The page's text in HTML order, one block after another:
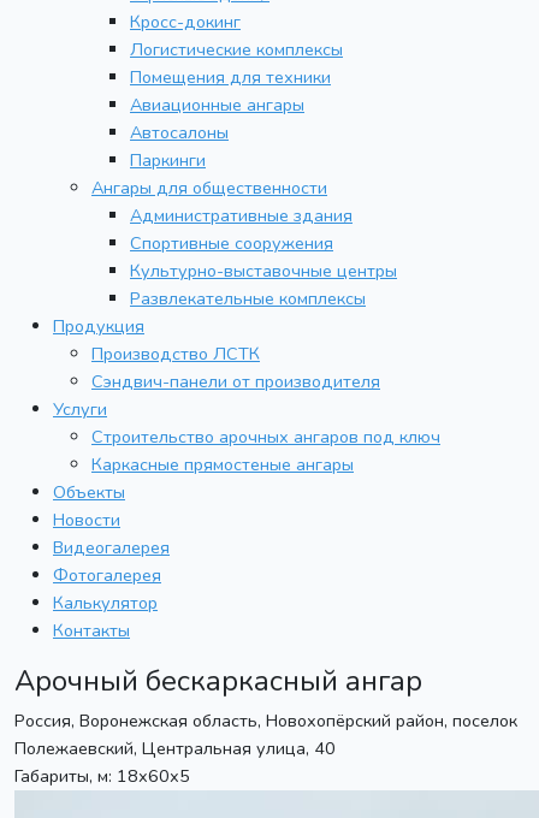
Кросс-докинг
Логистические комплексы
Помещения для техники
Авиационные ангары
Автосалоны
Паркинги
Ангары для общественности
Административные здания
Спортивные сооружения
Культурно-выставочные центры
Развлекательные комплексы
Продукция
Производство ЛСТК
Сэндвич-панели от производителя
Услуги
Строительство арочных ангаров под ключ
Каркасные прямостеные ангары
Объекты
Новости
Видеогалерея
Фотогалерея
Калькулятор
Контакты
Арочный бескаркасный ангар
Россия, Воронежская область, Новохопёрский район, поселок
Полежаевский, Центральная улица, 40
Габариты, м: 18х60х5